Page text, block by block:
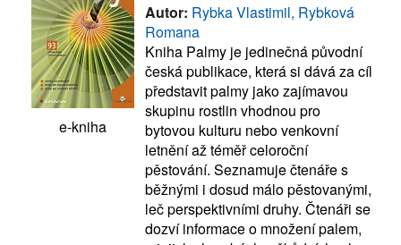
e-kniha
Autor: Rybka Vlastimil, Rybková
Romana
Kniha Palmy je jedinečná původní
česká publikace, která si dává za cíl
představit palmy jako zajímavou
skupinu rostlin vhodnou pro
bytovou kulturu nebo venkovní
letnění až téměř celoroční
pěstování. Seznamuje čtenáře s
běžnými i dosud málo pěstovanými,
leč perspektivními druhy. Čtenáři se
dozví informace o množení palem,